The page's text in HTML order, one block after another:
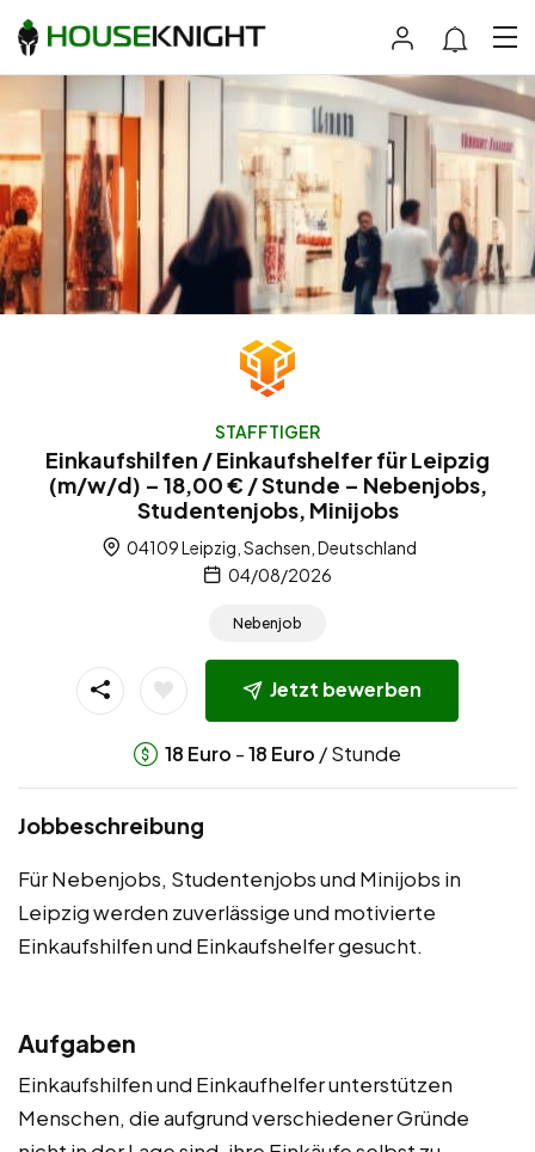
STAFFTIGER
Einkaufshilfen / Einkaufshelfer für Leipzig
(m/w/d) – 18,00 € / Stunde – Nebenjobs,
Studentenjobs, Minijobs
04109 Leipzig, Sachsen, Deutschland
04/08/2026
Nebenjob
Jetzt bewerben
18 Euro -18 Euro / Stunde
Jobbeschreibung
Für Nebenjobs, Studentenjobs und Minijobs in
Leipzig werden zuverlässige und motivierte
Einkaufshilfen und Einkaufshelfer gesucht.
Aufgaben
Einkaufshilfen und Einkaufhelfer unterstützen
Menschen, die aufgrund verschiedener Gründe